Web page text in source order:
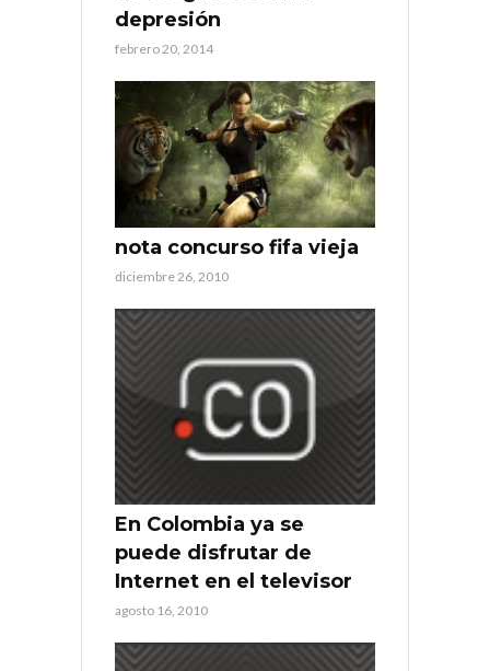
depresión
febrero 20, 2014
nota concurso fifa vieja
diciembre 26, 2010
En Colombia ya se
puede disfrutar de
Internet en el televisor
agosto 16, 2010